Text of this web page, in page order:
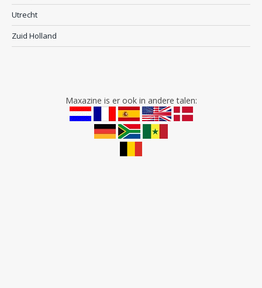
Utrecht
Zuid Holland
Maxazine is er ook in andere talen: